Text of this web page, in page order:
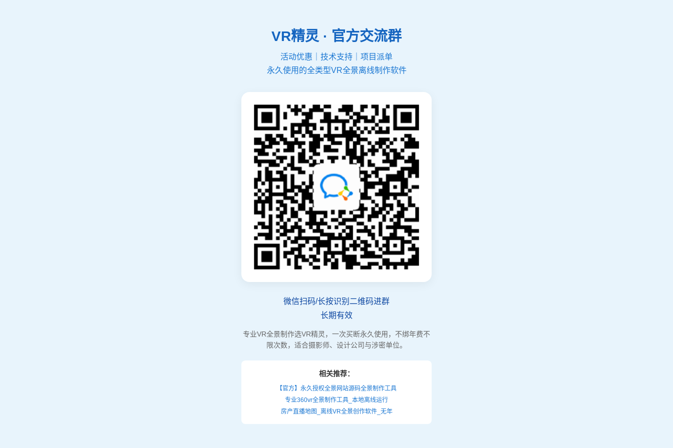
VR精灵 · 官方交流群
活动优惠｜技术支持｜项目派单
永久使用的全类型VR全景离线制作软件
微信扫码/长按识别二维码进群
长期有效
专业VR全景制作选VR精灵，一次买断永久使用，不绑年费不
限次数，适合摄影师、设计公司与涉密单位。
相关推荐：
【官方】永久授权全景网站源码全景制作工具
专业360vr全景制作工具_本地离线运行
房产直播地图_离线VR全景创作软件_无年